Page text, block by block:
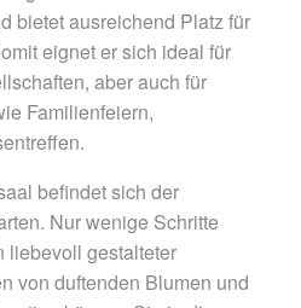
bietet ausreichend Platz für
eignet er sich ideal für
aber auch für
Familienfeiern,
befindet sich der
Nur wenige Schritte
liebevoll gestalteter
von duftenden Blumen und